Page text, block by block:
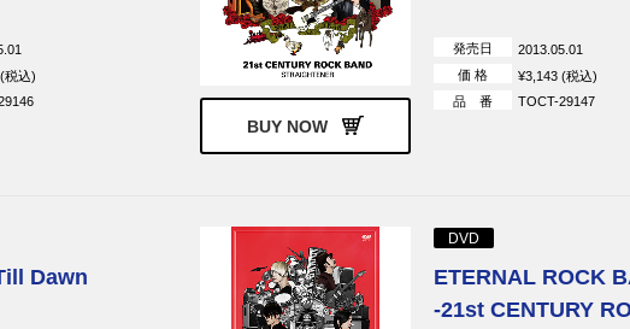
税込)
BUY NOW
発売日
2013.05.01
価 格
¥3,143 (税込)
品 番
TOCT-29147
Dawn
DVD
ETERNAL ROCK
-21st CENTURY